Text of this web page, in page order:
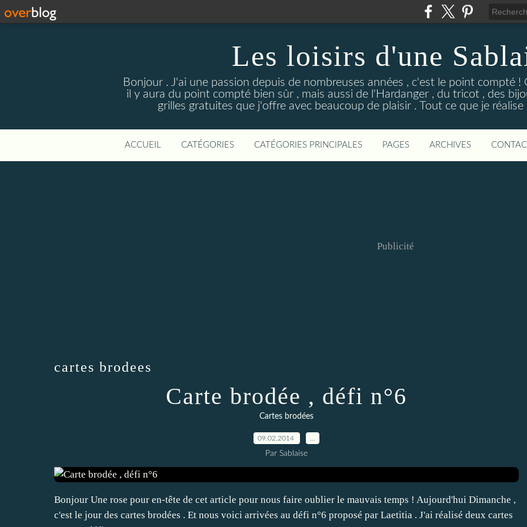
Les loisirs d'une
Bonjour . J'ai une passion depuis de nombreuses années , c'est le point compté !
il y aura du point compté bien sûr , mais aussi de l'Hardanger , du tricot , des
grilles gratuites que j'offre avec beaucoup de plaisir . Tout ce que je
ACCUEIL CATÉGORIES CATÉGORIES PRINCIPALES PAGES ARCHIVES
Publicité
cartes brodees
Carte brodée , défi n°6
Cartes brodées
09.02.2014
Par Sablaise
Bonjour Une rose pour en-tête de cet article pour nous faire oublier le mauvais temps ! Aujourd'hui Dimanche ,
c'est le jour des cartes brodées . Et nous voici arrivées au défi n°6 proposé par Laetitia . J'ai réalisé deux cartes